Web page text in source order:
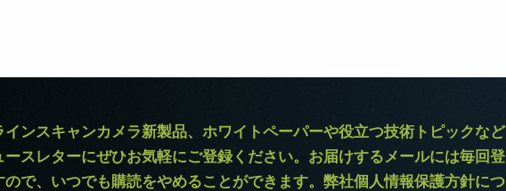
ンスキャンカメラ新製品、ホワイトペーパーや役立つ技術トピックなど
スレターにぜひお気軽にご登録ください。お届けするメールには毎回登
で、いつでも購読をやめることができます。弊社個人情報保護方針につ